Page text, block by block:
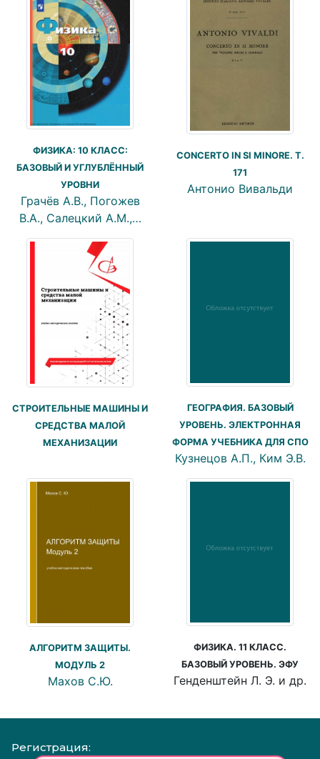
ФИЗИКА: 10 КЛАСС:
БАЗОВЫЙ И УГЛУБЛЁННЫЙ
УРОВНИ
Грачёв А.В., Погожев
В.А., Салецкий А.М.,…
CONCERTO IN SI MINORE. T.
171
Антонио Вивальди
СТРОИТЕЛЬНЫЕ МАШИНЫ И
СРЕДСТВА МАЛОЙ
МЕХАНИЗАЦИИ
ГЕОГРАФИЯ. БАЗОВЫЙ
УРОВЕНЬ. ЭЛЕКТРОННАЯ
ФОРМА УЧЕБНИКА ДЛЯ СПО
Кузнецов А.П., Ким Э.В.
АЛГОРИТМ ЗАЩИТЫ.
МОДУЛЬ 2
Махов С.Ю.
ФИЗИКА. 11 КЛАСС.
БАЗОВЫЙ УРОВЕНЬ. ЭФУ
Генденштейн Л. Э. и др.
Регистрация: